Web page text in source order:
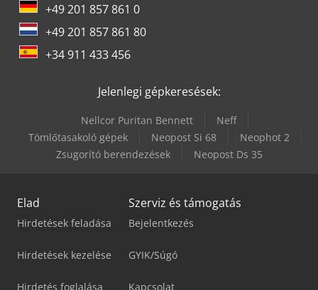
+49 201 857 861 0
+49 201 857 861 80
+34 911 433 456
Jelenlegi gépkeresések:
Nellcor Puritan Bennett
Neff
Tömlőtasakoló gépek
Neopost Si 68
Neophot 2
Zsugorító berendezések
Neopost Ds 35
Elad
Hirdetések feladása
Hirdetések kezelése
Hirdetés foglalása
Szerviz és támogatás
Bejelentkezés
GYIK/Súgó
Kapcsolat